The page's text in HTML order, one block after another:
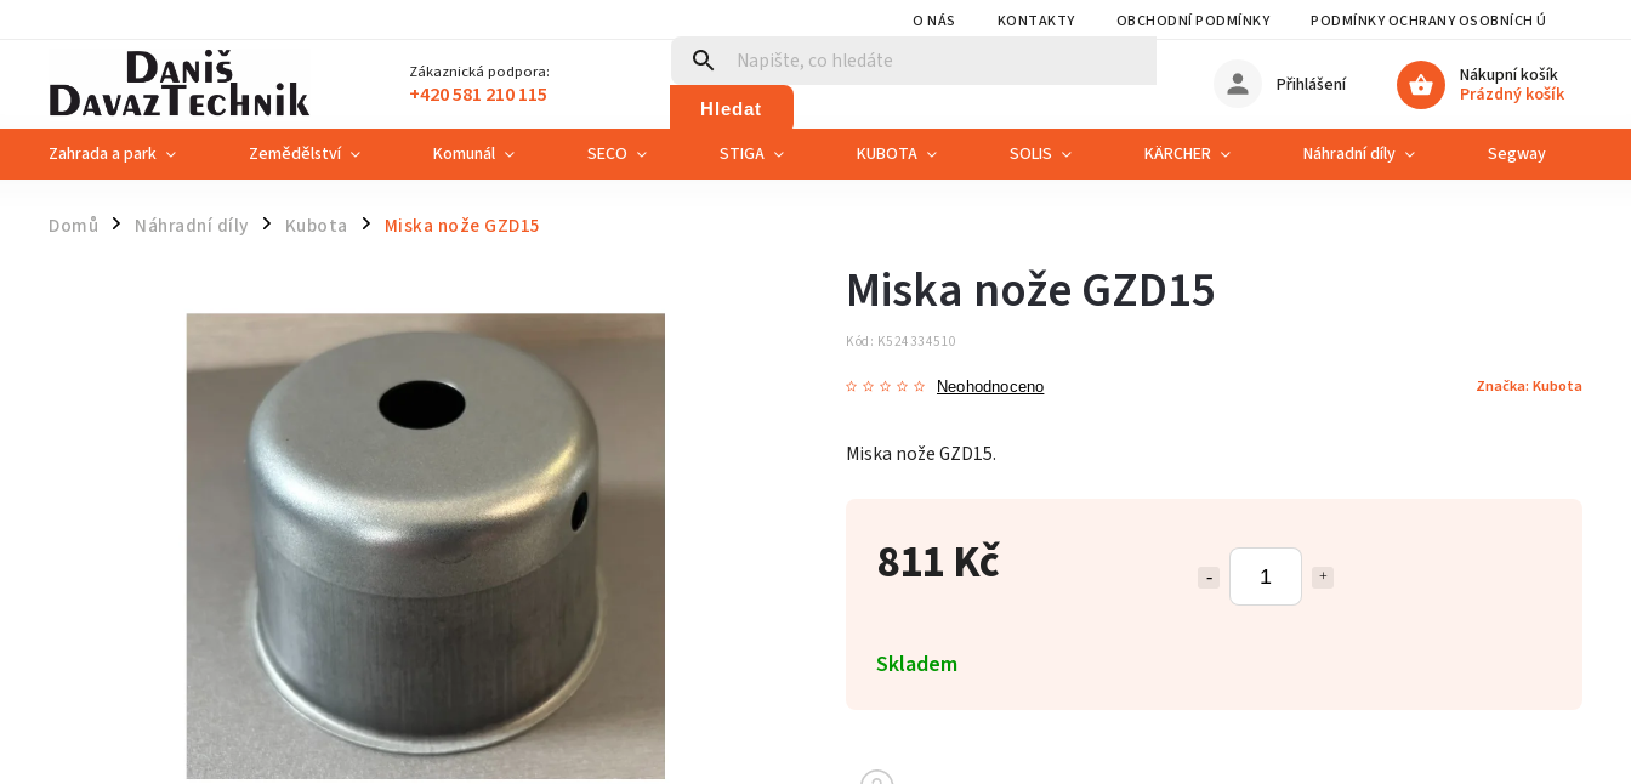
O NÁS KONTAKTY OBCHODNÍ PODMÍNKY PODMÍNKY OCHRANY OSOBNÍCH ÚDAJŮ
Zákaznická podpora:
+420 581 210 115 Hledat
Nákupní košík
Prázdný košík
Přihlášení
Zahrada a park Zemědělství Komunál SECO STIGA KUBOTA SOLIS KÄRCHER Náhradní díly Segway
Domů / Náhradní díly / Kubota / Miska nože GZD15
811 Kč
Skladem
Miska nože GZD15
Kód: K524334510
Neohodnoceno Značka: Kubota
Miska nože GZD15.